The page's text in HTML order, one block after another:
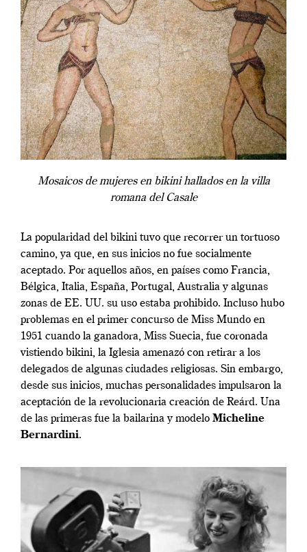
Mosaicos de mujeres en bikini hallados en la villa
romana del Casale
La popularidad del bikini tuvo que recorrer un tortuoso
camino, ya que, en sus inicios no fue socialmente
aceptado. Por aquellos años, en países como Francia,
Bélgica, Italia, España, Portugal, Australia y algunas
zonas de EE. UU. su uso estaba prohibido. Incluso hubo
problemas en el primer concurso de Miss Mundo en
1951 cuando la ganadora, Miss Suecia, fue coronada
vistiendo bikini, la Iglesia amenazó con retirar a los
delegados de algunas ciudades religiosas. Sin embargo,
desde sus inicios, muchas personalidades impulsaron la
aceptación de la revolucionaria creación de Reárd. Una
de las primeras fue la bailarina y modelo Micheline
Bernardini.